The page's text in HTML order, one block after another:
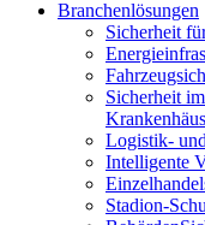
Branchenlösungen
Sicherheit
Sicherheit
Logistik-
Intelligente
Stadion-